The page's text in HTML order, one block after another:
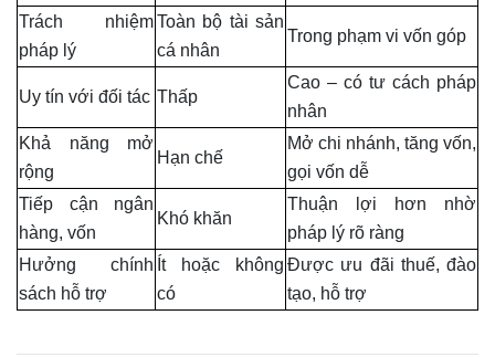
Trách nhiệm
pháp lý
Toàn bộ tài sản
cá nhân
Trong phạm vi vốn góp
Uy tín với đối tác Thấp
Cao – có tư cách pháp
nhân
Khả năng mở
rộng
Hạn chế
Mở chi nhánh, tăng vốn,
gọi vốn dễ
Tiếp cận ngân
hàng, vốn
Khó khăn
Thuận lợi hơn nhờ
pháp lý rõ ràng
Hưởng chính
sách hỗ trợ
Ít hoặc không
có
Được ưu đãi thuế, đào
tạo, hỗ trợ